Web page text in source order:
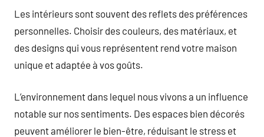
Les intérieurs sont souvent des reflets des préférences
personnelles. Choisir des couleurs, des matériaux, et
des designs qui vous représentent rend votre maison
unique et adaptée à vos goûts.
L’environnement dans lequel nous vivons a un influence
notable sur nos sentiments. Des espaces bien décorés
peuvent améliorer le bien-être, réduisant le stress et